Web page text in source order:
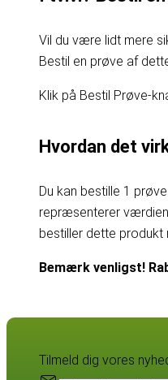
Vil du være lidt mere
Bestil en prøve af
Klik på Bestil Prøve-
Hvordan det
Du kan bestille 1
repræsenterer værdien
bestiller dette produkt
Bemærk venligst!
Tilmeld dig vores